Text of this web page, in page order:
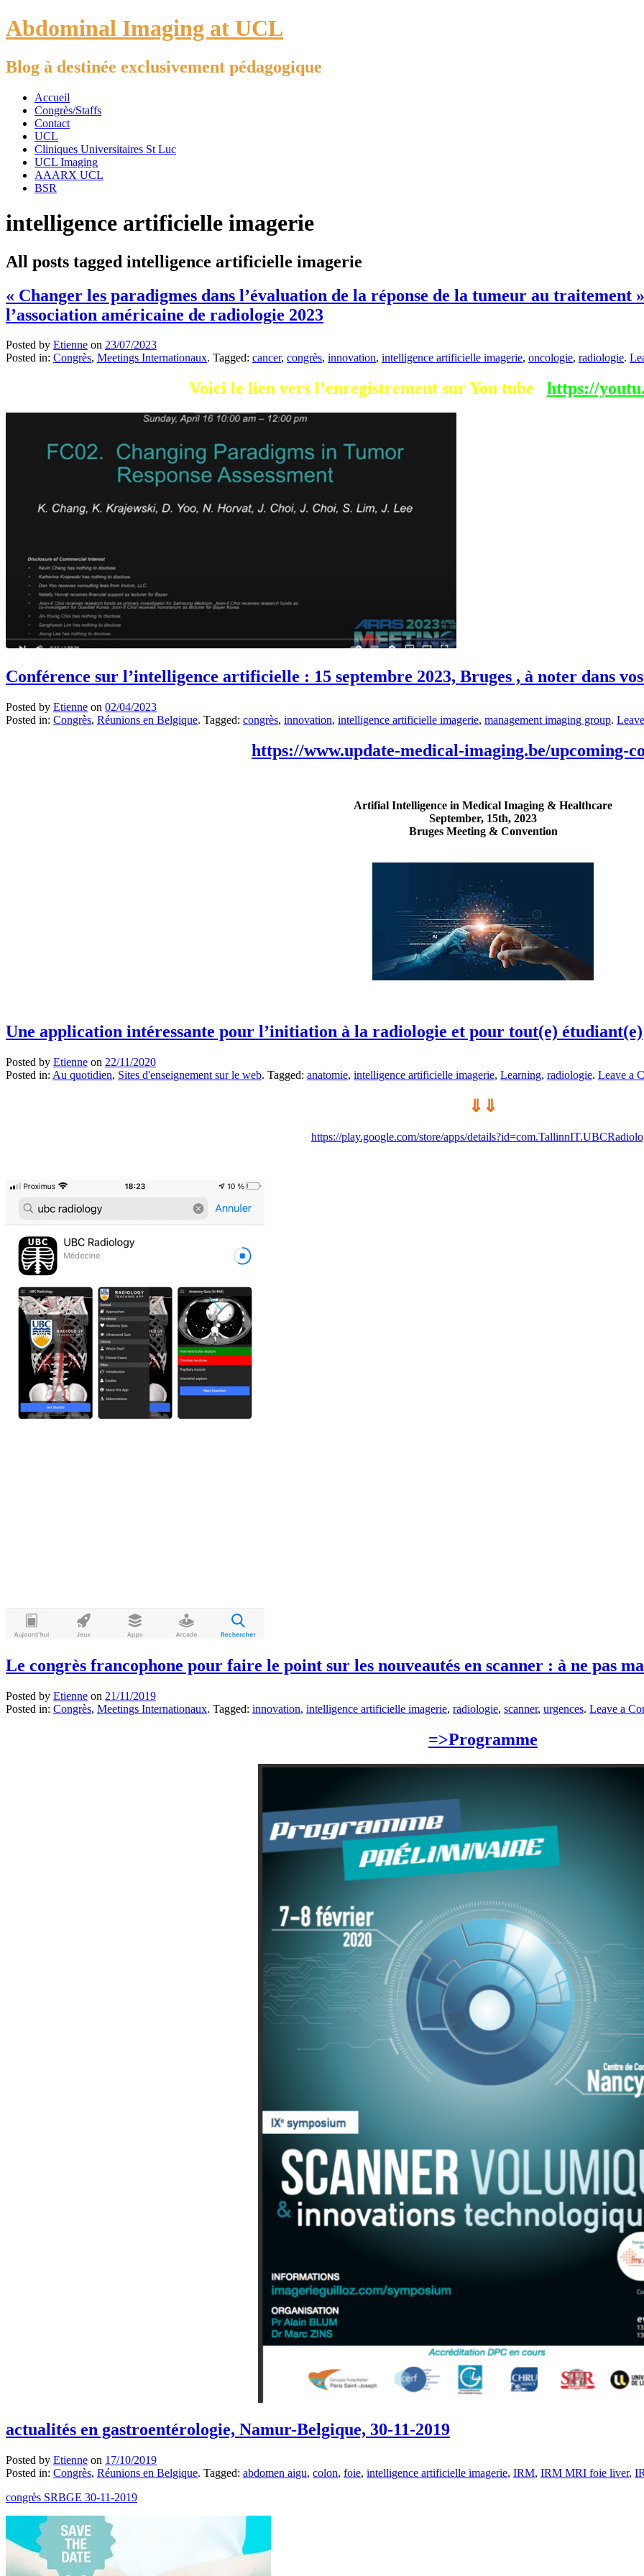
Abdominal Imaging at UCL
Blog à destinée exclusivement pédagogique
Accueil
Congrès/Staffs
Contact
UCL
Cliniques Universitaires St Luc
UCL Imaging
AAARX UCL
BSR
intelligence artificielle imagerie
All posts tagged intelligence artificielle imagerie
« Changer les paradigmes dans l’évaluation de la réponse de la tumeur au traitement
l’association américaine de radiologie 2023
Posted by Etienne on 23/07/2023
Posted in: Congrès, Meetings Internationaux. Tagged: cancer, congrès, innovation, intelligence artificielle imagerie, oncologie, radiologie.
Voici le lien vers l’enregistrement sur You tube https://
Conférence sur l’intelligence artificielle : 15 septembre 2023, Bruges , à noter dans
Posted by Etienne on 02/04/2023
Posted in: Congrès, Réunions en Belgique. Tagged: congrès, innovation, intelligence artificielle imagerie, management imaging group.
https://www.update-medical-imaging.be/upcoming-
Artifial Intelligence in Medical Imaging & Healthcare
September, 15th, 2023
Bruges Meeting & Convention
Une application intéressante pour l’initiation à la radiologie et pour tout(e) étudiant(e)
Posted by Etienne on 22/11/2020
Posted in: Au quotidien, Sites d'enseignement sur le web. Tagged: anatomie, intelligence artificielle imagerie, Learning, radiologie. Leave a
⇓⇓
https://play.google.com/store/apps/
Le congrès francophone pour faire le point sur les nouveautés en scanner : à ne pas
Posted by Etienne on 21/11/2019
Posted in: Congrès, Meetings Internationaux. Tagged: innovation, intelligence artificielle imagerie, radiologie, scanner, urgences. Leave a
=>Programme
actualités en gastroentérologie, Namur-Belgique, 30-11-2019
Posted by Etienne on 17/10/2019
Posted in: Congrès, Réunions en Belgique. Tagged: abdomen aigu, colon, foie, intelligence artificielle imagerie, IRM, IRM MRI foie liver,
congrès SRBGE 30-11-2019